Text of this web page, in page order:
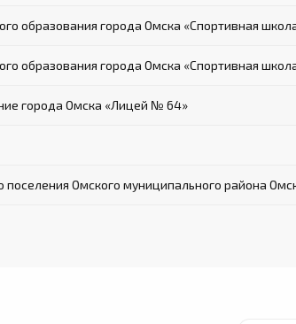
образования города Омска «Спортивная
образования города Омска «Спортивная
города Омска «Лицей № 64»
Омского муниципального района